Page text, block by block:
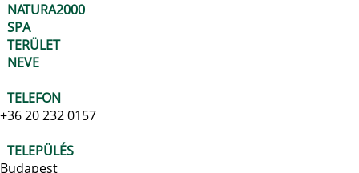
NATURA2000
SPA
TERÜLET
NEVE
TELEFON
+36 20 232 0157
TELEPÜLÉS
Budapest